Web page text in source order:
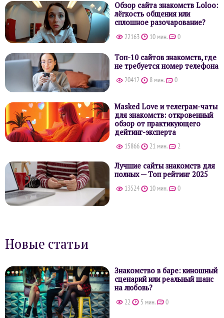
Обзор сайта знакомств Loloo:
лёгкость общения или
сплошное разочарование?
22163 10 мин. 0
Топ-10 сайтов знакомств, где
не требуется номер телефона
20412 8 мин. 0
Masked Love и телеграм-чаты
для знакомств: откровенный
обзор от практикующего
дейтинг-эксперта
15866 21 мин. 2
Лучшие сайты знакомств для
полных — Топ рейтинг 2025
13524 10 мин. 0
Новые статьи
Знакомство в баре: киношный
сценарий или реальный шанс
на любовь?
22 5 мин. 0